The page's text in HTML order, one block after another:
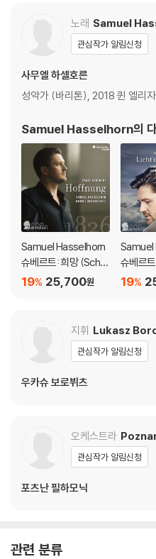
노래 Samuel
관심작가 알림신청
사무엘 하셀호른
성악가 (바리톤), 2018 퀸 엘리
Samuel Hasselhorn의
Samuel Hasselhorn
슈베르트: 희망 (Schu
bert: Hoffnung)
25,700원
19%
Samuel
슈베르
빛과 그
19%
지휘 Lukasz
관심작가 알림신청
우카슈 보로뷔츠
오케스트라
관심작가 알림신청
포츠난 필하모닉
관련 분류